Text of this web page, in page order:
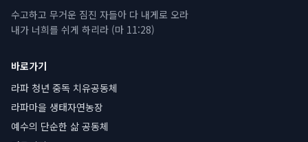
수고하고 무거운 짐진 자들아 다 내게로 오라
내가 너희를 쉬게 하리라 (마 11:28)
바로가기
라파 청년 중독 치유공동체
라파마을 생태자연농장
예수의 단순한 삶 공동체